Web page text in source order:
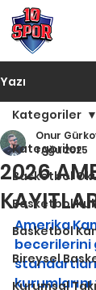
Yazı
Kategoriler
Basketbol
Basketbol
Basketbol
Bireysel
Kurumsal
Kategoriler
2026
Onur
1 Ağu 2025
Amerika
becerilerini